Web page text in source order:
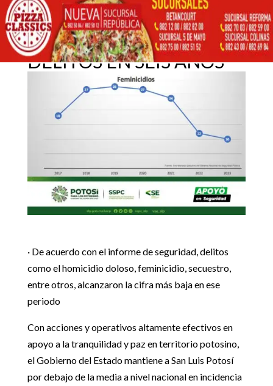
Noticias Estado 5
CON APOYO ESTATAL, SLP LOGRA EN 2023 MENOR
CON APOYO ESTATAL,
SLP LOGRA EN 2023
MENOR INCIDENCIA DE
DELITOS EN SEIS AÑOS
17 enero, 2024
· De acuerdo con el informe de seguridad, delitos
como el homicidio doloso, feminicidio, secuestro,
entre otros, alcanzaron la cifra más baja en ese
periodo
Con acciones y operativos altamente efectivos en
apoyo a la tranquilidad y paz en territorio potosino,
el Gobierno del Estado mantiene a San Luis Potosí
por debajo de la media a nivel nacional en incidencia